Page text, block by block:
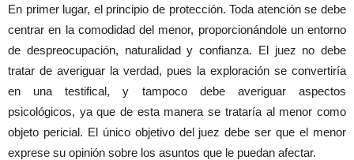
En primer lugar, el principio de protección. Toda atención se debe
centrar en la comodidad del menor, proporcionándole un entorno
de despreocupación, naturalidad y confianza. El juez no debe
tratar de averiguar la verdad, pues la exploración se convertiría
en una testifical, y tampoco debe averiguar aspectos
psicológicos, ya que de esta manera se trataría al menor como
objeto pericial. El único objetivo del juez debe ser que el menor
exprese su opinión sobre los asuntos que le puedan afectar.